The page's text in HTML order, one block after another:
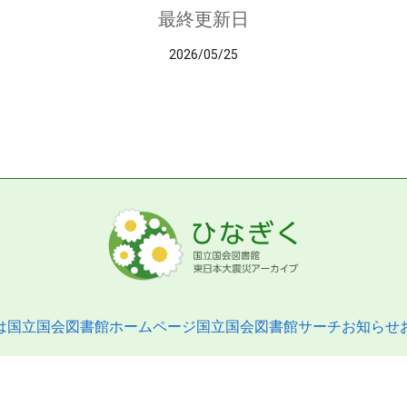
最終更新日
2026/05/25
国立国会図書館ホームページ国立国会図書館サーチお知らせ